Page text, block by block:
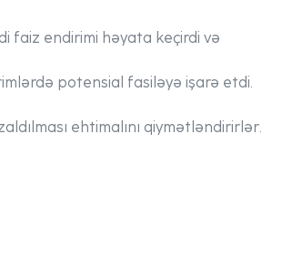
faiz endirimi həyata keçirdi və
potensial fasiləyə işarə etdi.
ehtimalını qiymətləndirirlər.